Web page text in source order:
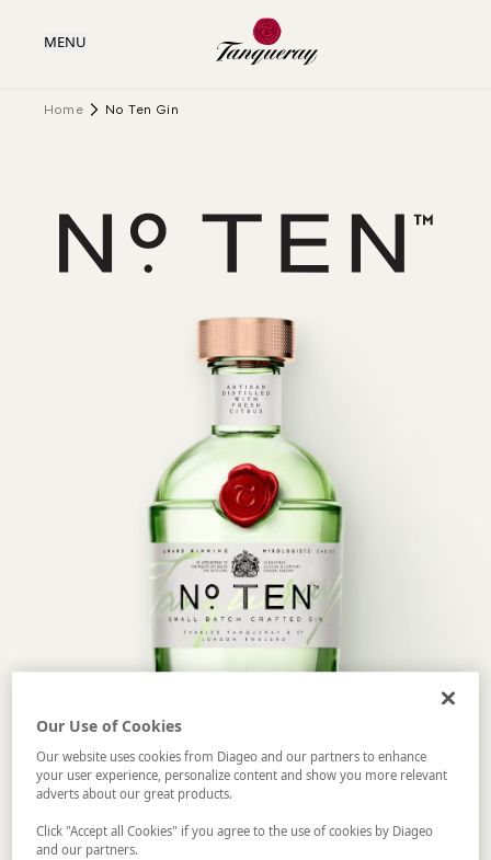
MENU
Home No Ten Gin
Tanqueray No. Ten
Our Use of Cookies
Our website uses cookies from Diageo and our partners to enhance
your user experience, personalize content and show you more relevant
adverts about our great products.
Click "Accept all Cookies" if you agree to the use of cookies by Diageo
and our partners.